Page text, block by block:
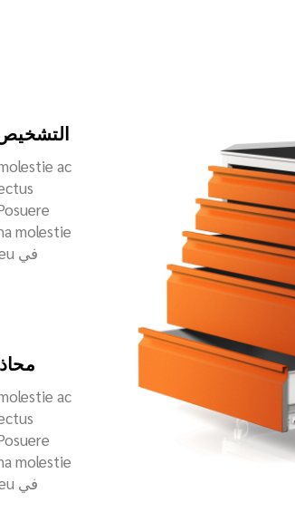
ac
molestie
في elementum eu.
ac
molestie
في elementum eu.